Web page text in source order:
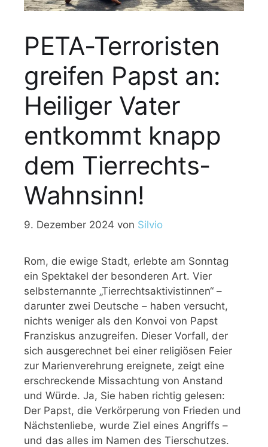
PETA-Terroristen
greifen Papst an:
Heiliger Vater
entkommt knapp
dem Tierrechts-
Wahnsinn!
9. Dezember 2024 von Silvio
Rom, die ewige Stadt, erlebte am Sonntag
ein Spektakel der besonderen Art. Vier
selbsternannte „Tierrechtsaktivistinnen“ –
darunter zwei Deutsche – haben versucht,
nichts weniger als den Konvoi von Papst
Franziskus anzugreifen. Dieser Vorfall, der
sich ausgerechnet bei einer religiösen Feier
zur Marienverehrung ereignete, zeigt eine
erschreckende Missachtung von Anstand
und Würde. Ja, Sie haben richtig gelesen:
Der Papst, die Verkörperung von Frieden und
Nächstenliebe, wurde Ziel eines Angriffs –
und das alles im Namen des Tierschutzes.